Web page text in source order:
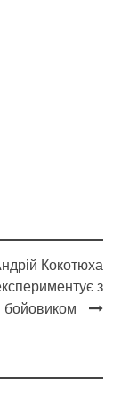
Кокотюха
з
бойовиком